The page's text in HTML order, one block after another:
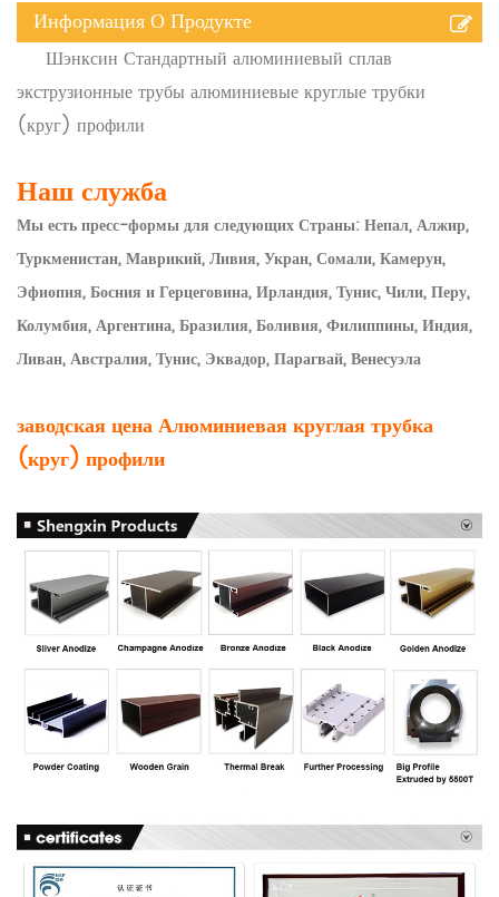
Информация О Продукте
Шэнксин Стандартный алюминиевый сплав
экструзионные трубы алюминиевые круглые трубки
(круг) профили
Наш служба
Мы есть пресс-формы для следующих Страны: Непал, Алжир,
Туркменистан, Маврикий, Ливия, Укран, Сомали, Камерун,
Эфиопия, Босния и Герцеговина, Ирландия, Тунис, Чили, Перу,
Колумбия, Аргентина, Бразилия, Боливия, Филиппины, Индия,
Ливан, Австралия, Тунис, Эквадор, Парагвай, Венесуэла
заводская ценаАлюминиевая круглая трубка
(круг) профили